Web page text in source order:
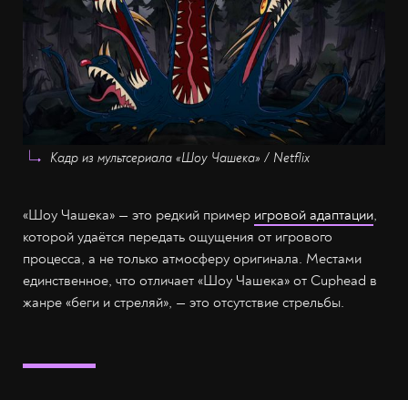
Кадр из мультсериала «Шоу Чашека» / Netflix
«Шоу Чашека» — это редкий пример игровой адаптации,
которой удаётся передать ощущения от игрового
процесса, а не только атмосферу оригинала. Местами
единственное, что отличает «Шоу Чашека» от Cuphead в
жанре «беги и стреляй», — это отсутствие стрельбы.